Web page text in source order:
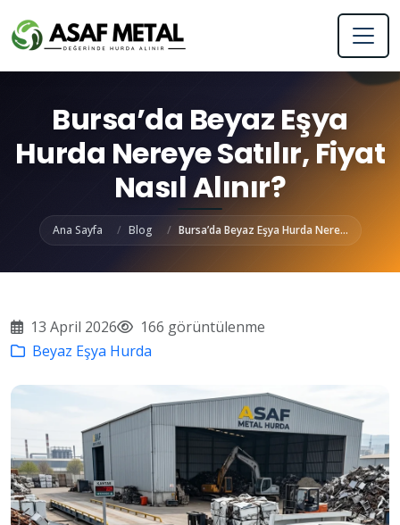
Bursa’da Beyaz Eşya
Hurda Nereye Satılır, Fiyat
Nasıl Alınır?
Ana Sayfa Blog Bursa’da Beyaz Eşya Hurda Nere...
13 April 2026
166 görüntülenme
Beyaz Eşya Hurda